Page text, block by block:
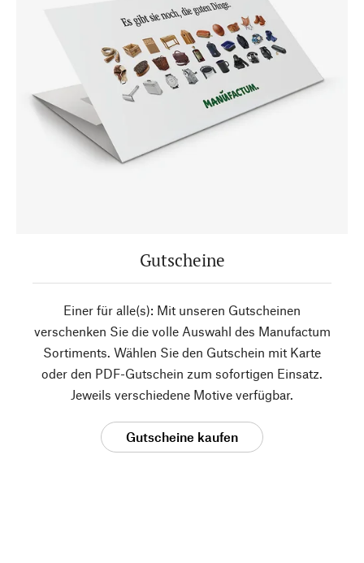
Gutscheine
Einer für alle(s): Mit unseren Gutscheinen
verschenken Sie die volle Auswahl des Manufactum
Sortiments. Wählen Sie den Gutschein mit Karte
oder den PDF-Gutschein zum sofortigen Einsatz.
Jeweils verschiedene Motive verfügbar.
Gutscheine kaufen